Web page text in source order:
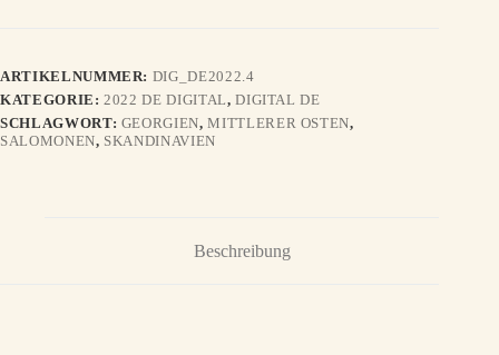
ARTIKELNUMMER: DIG_DE2022.4
KATEGORIE: 2022 DE DIGITAL,DIGITAL DE
SCHLAGWORT: GEORGIEN,MITTLERER OSTEN,
SALOMONEN, SKANDINAVIEN
Beschreibung